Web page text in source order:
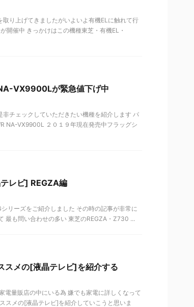
り上げてきましたがいよいよ有機ELに触れて行
開催中 きっかけはこの機種東芝・有機EL・
VX9900Lが緊急値下げ中
チェックしていただきたい機種を紹介します パ
VX9900L ２０１９年現在発売中フラッグシ
レビ] REGZA編
リーズをご紹介しました その時の記事が非常に
最も問い合わせの多い 東芝のREGZA・Z730 ...
スメの[液晶テレビ]を紹介する
電量販店の中にいる為 嫌でも家電に詳しくなって
スメの[液晶テレビ]を紹介していこうと思いま